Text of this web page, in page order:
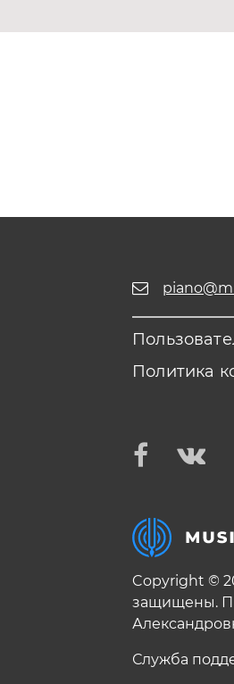
Политика
Copyright ©
защищены.
Служба